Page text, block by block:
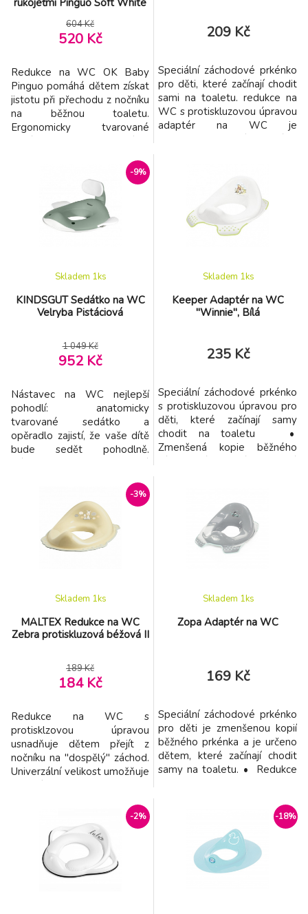
rukojeťmi Pinguo Soft White
604 Kč
520 Kč
Redukce na WC OK Baby
Pinguo pomáhá dětem získat
jistotu při přechodu z nočníku
na běžnou toaletu.
Ergonomicky tvarované
zatímco praktický systém
uchycení pomáhá zajistit
stabilní umístění na většině
standardních toaletních mís.
Protiskluzové prvky zvyšují
209 Kč
Speciální záchodové prkénko
pro děti, které začínají chodit
sami na toaletu. redukce na
WC s protiskluzovou úpravou
adaptér na WC je
čištění prkénko je velmi
stabilní a hodí se na většinu
toalet
-9%
KINDSGUT Sedátko na WC
Velryba Pistáciová
Skladem 1ks
1 049 Kč
952 Kč
Nástavec na WC nejlepší
pohodlí: anatomicky
tvarované sedátko a
opěradlo zajistí, že vaše dítě
bude sedět pohodlně.
promyšlený design: dětské
záchodové sedátko lze
univerzálně použít na
standardní záchodovou
mísu a má navíc ochranu proti
Keeper Adaptér na WC
"Winnie", Bílá
Skladem 1ks
235 Kč
Speciální záchodové prkénko
s protiskluzovou úpravou pro
děti, které začínají samy
chodit na toaletu •
Zmenšená kopie běžného
WC je vybavena
protiskluzovou úpravu •
Brání proklouznutí dítěte do
mísy • Je vyrobena z
jemného plastu snadného na
-3%
MALTEX Redukce na WC
Zebra protiskluzová béžová II
Skladem 1ks
189 Kč
184 Kč
Redukce na WC s
protisklzovou úpravou
usnadňuje dětem přejít z
nočníku na "dospělý" záchod.
Univerzální velikost umožňuje
Redukce se dá bezpečně
nasadit na záchod, je
pohodlná pro dítě, praktická,
hygienická a velmi snadno
omyvatelná. Rozměry: 36,5 x
Zopa Adaptér na WC
Skladem 1ks
169 Kč
Speciální záchodové prkénko
pro děti je zmenšenou kopií
běžného prkénka a je určeno
dětem, které začínají chodit
samy na toaletu. • Redukce
dítěte do mísy • Prkénko je
velmi stabilní a hodí se na
většinu toalet • Je vyrobeno
z jemného plastu a je
praktické na čištění •
-2% -18%